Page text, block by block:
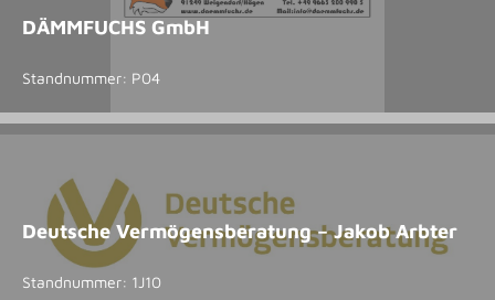
DÄMMFUCHS GmbH
Standnummer: P04
Deutsche Vermögensberatung – Jakob Arbter
Standnummer: 1J10